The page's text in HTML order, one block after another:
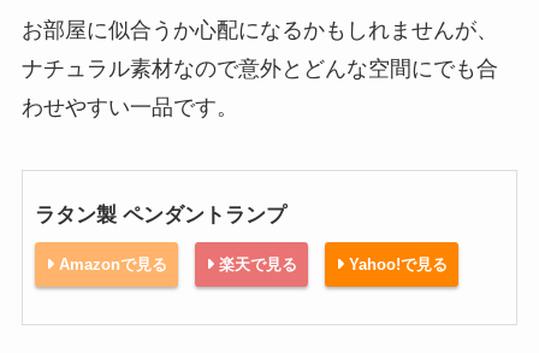
お部屋に似合うか心配になるかもしれませんが、
ナチュラル素材なので意外とどんな空間にでも合
わせやすい一品です。
ラタン製 ペンダントランプ
Amazonで見る 楽天で見る Yahoo!で見る